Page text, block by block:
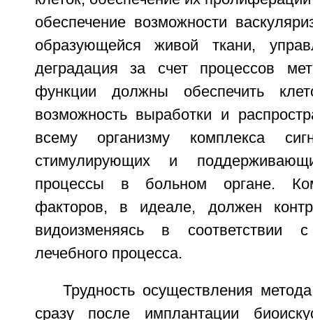
обеспечение возможности
образующейся живой ткани,
деградация за счет процессов
функции должны обеспечить
возможность выработки и
всему организму комплекса
стимулирующих и
процессы в больном органе.
факторов, в идеале, должен
видоизменяясь в соответствии
лечебного процесса.
Трудность осуществления
сразу после имплантации